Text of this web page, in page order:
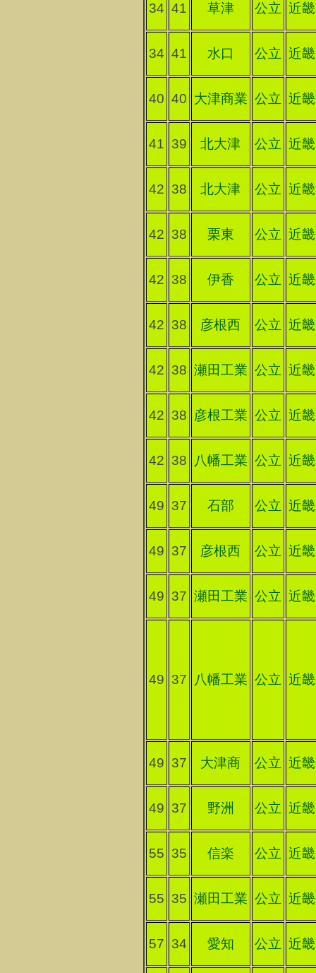
34 41 草津 公立 近畿
34 41 水口 公立 近畿
40 40 大津商業 公立 近畿
41 39 北大津 公立 近畿
42 38 北大津 公立 近畿
42 38 栗東 公立 近畿
42 38 伊香 公立 近畿
42 38 彦根西 公立 近畿
42 38 瀬田工業 公立 近畿
42 38 彦根工業 公立 近畿
42 38 八幡工業 公立 近畿
49 37 石部 公立 近畿
49 37 彦根西 公立 近畿
49 37 瀬田工業 公立 近畿
49 37 八幡工業 公立 近畿
49 37 大津商 公立 近畿
49 37 野洲 公立 近畿
55 35 信楽 公立 近畿
55 35 瀬田工業 公立 近畿
57 34 愛知 公立 近畿